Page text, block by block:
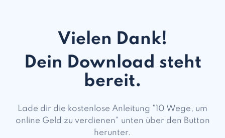
Vielen Dank!
Dein Download steht
bereit.
Lade dir die kostenlose Anleitung "10 Wege, um
online Geld zu verdienen" unten über den Button
herunter.